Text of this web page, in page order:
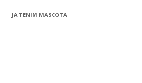
JA TENIM MASCOTA